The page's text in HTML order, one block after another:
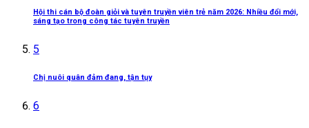
Hội thi cán bộ đoàn giỏi và tuyên truyền viên trẻ năm 2026: Nhiều đổi mới,
sáng tạo trong công tác tuyên truyền
5
Chị nuôi quân đảm đang, tận tụy
6